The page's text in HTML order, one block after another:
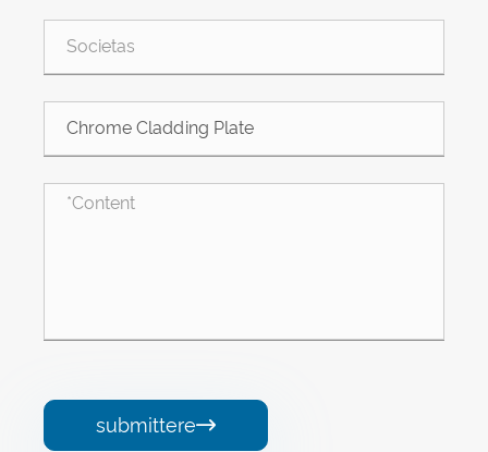
submittere